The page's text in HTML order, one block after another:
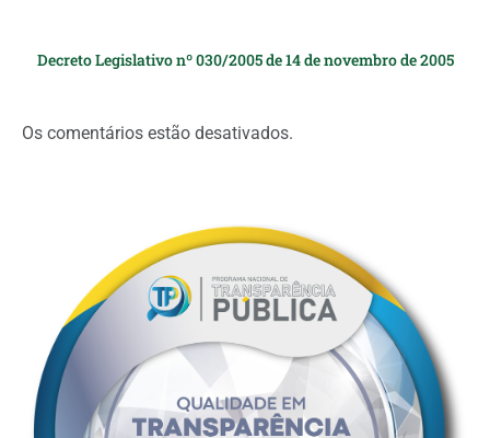
Decreto Legislativo nº 030/2005 de 14 de novembro de 2005
Os comentários estão desativados.